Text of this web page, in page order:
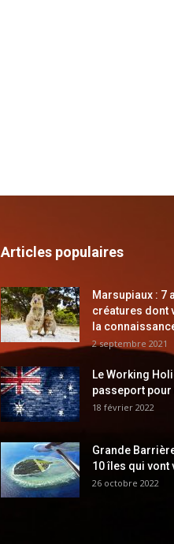
Articles populaires
Marsupiaux : 7
créatures dont
la
2 septembre 2021
Le Working
passeport pour
18 février 2022
Grande
10 îles qui vont
26 octobre 2022